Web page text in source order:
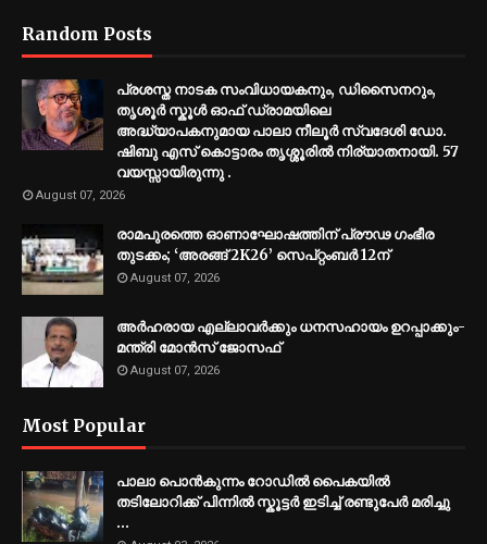
Random Posts
പ്രശസ്ത നാടക സംവിധായകനും, ഡിസൈനറും,
തൃശൂർ സ്കൂൾ ഓഫ് ഡ്രാമയിലെ
അദ്ധ്യാപകനുമായ പാലാ നീലൂർ സ്വദേശി ഡോ.
ഷിബു എസ് കൊട്ടാരം തൃശ്ശൂരിൽ നിര്യാതനായി. 57
വയസ്സായിരുന്നു .
August 07, 2026
രാമപുരത്തെ ഓണാഘോഷത്തിന് പ്രൗഢ ഗംഭീര
തുടക്കം; ‘അരങ്ങ് 2K26’ സെപ്റ്റംബർ 12ന്
August 07, 2026
അര്‍ഹരായ എല്ലാവര്‍ക്കും ധനസഹായം ഉറപ്പാക്കും-
മന്ത്രി മോന്‍സ് ജോസഫ്
August 07, 2026
Most Popular
പാലാ പൊൻകുന്നം റോഡിൽ പൈകയിൽ
തടിലോറിക്ക് പിന്നിൽ സ്കൂട്ടർ ഇടിച്ച് രണ്ടുപേർ മരിച്ചു
...